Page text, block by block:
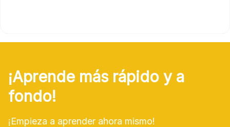
¡Aprende más rápido y a
fondo!
¡Empieza a aprender ahora mismo!